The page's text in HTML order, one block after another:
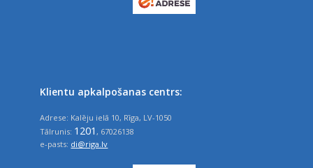
Klientu apkalpošanas centrs:
Adrese: Kalēju ielā 10, Rīga, LV-1050
Tālrunis: 1201 , 67026138
e-pasts: di@riga.lv